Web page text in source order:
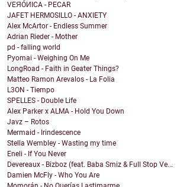
VEЯÓИICA - PECAR
JAFET HERMOSILLO - ANXIETY
Alex McArtor - Endless Summer
Adrian Rieder - Mother
pd - falling world
Pyomai - Weighing On Me
LongRoad - Faith in Geater Things?
Matteo Ramon Arevalos - La Folia
L3ON - Tiempo
SPELLES - Double Life
Alex Parker x ALMA - Hold You Down
Javz – Rotos
Mermaid - Irindescence
Stella Wembley - Wasting my time
Eneli - If You Never
Devereaux - Bizboz (feat. Baba Smiz & Full Stop Ve...
Damien McFly - Who You Are